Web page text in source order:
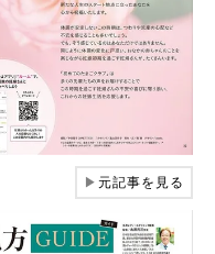
▶元記事を見る